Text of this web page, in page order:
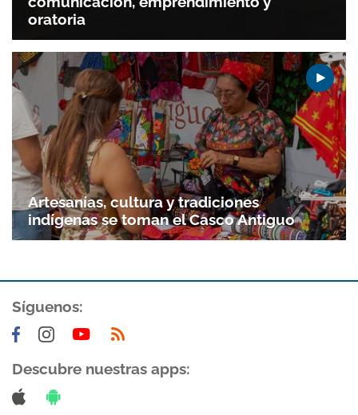
Gracias por suscribirte a nuestro boletín.
ACEPTAR
oratoria
Artesanías, cultura y tradiciones
indígenas se toman el Casco Antiguo
Síguenos:
Descubre nuestras apps: